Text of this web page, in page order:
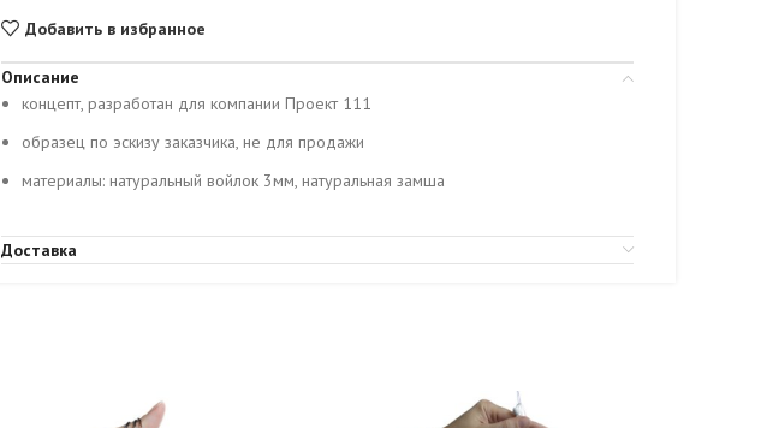
Добавить в избранное
Описание
концепт, разработан для компании Проект 111
образец по эскизу заказчика, не для продажи
материалы: натуральный войлок 3мм, натуральная замша
Доставка